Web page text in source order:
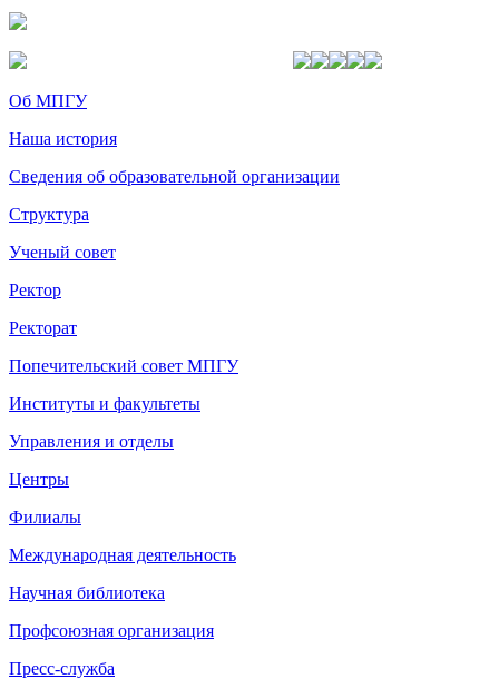
Об МПГУ
Наша история
Сведения об образовательной организации
Структура
Ученый совет
Ректор
Ректорат
Попечительский совет МПГУ
Институты и факультеты
Управления и отделы
Центры
Филиалы
Международная деятельность
Научная библиотека
Профсоюзная организация
Пресс-служба